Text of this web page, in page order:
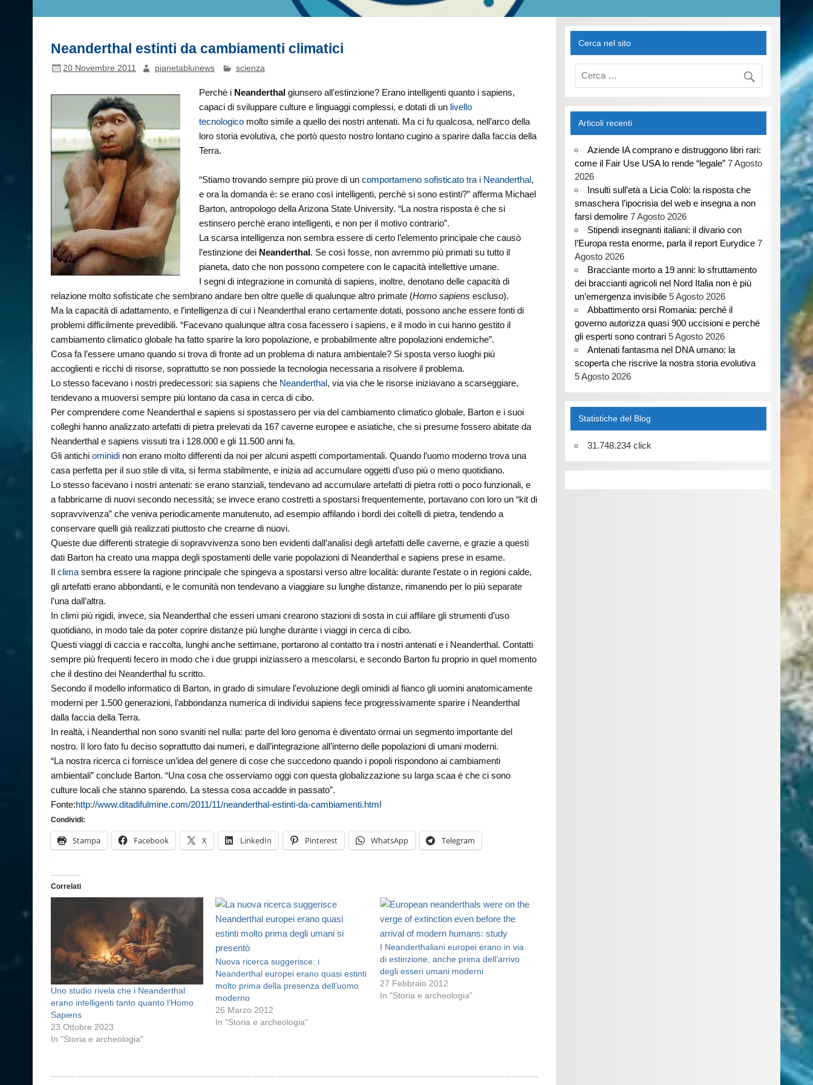
Neanderthal estinti da cambiamenti climatici
20 Novembre 2011 pianetablunews scienza
Perchè i Neanderthalgiunsero all’estinzione? Erano intelligenti quanto i sapiens,
capaci di sviluppare culture e linguaggi complessi, e dotati di un livello
tecnologicomolto simile a quello dei nostri antenati. Ma ci fu qualcosa, nell’arco della
loro storia evolutiva, che portò questo nostro lontano cugino a sparire dalla faccia della
Terra.
“Stiamo trovando sempre più prove di un comportameno sofisticato tra i Neanderthal,
e ora la domanda è: se erano così intelligenti, perchè si sono estinti?” afferma Michael
Barton, antropologo della Arizona State University. “La nostra risposta è che si
estinsero perchè erano intelligenti, e non per il motivo contrario”.
La scarsa intelligenza non sembra essere di certo l’elemento principale che causò
l’estinzione dei Neanderthal. Se così fosse, non avremmo più primati su tutto il
pianeta, dato che non possono competere con le capacità intellettive umane.
I segni di integrazione in comunità di sapiens, inoltre, denotano delle capacità di
relazione molto sofisticate che sembrano andare ben oltre quelle di qualunque altro primate (Homo sapiens escluso).
Ma la capacità di adattamento, e l’intelligenza di cui i Neanderthal erano certamente dotati, possono anche essere fonti di
problemi difficilmente prevedibili. “Facevano qualunque altra cosa facessero i sapiens, e il modo in cui hanno gestito il
cambiamento climatico globale ha fatto sparire la loro popolazione, e probabilmente altre popolazioni endemiche”.
Cosa fa l’essere umano quando si trova di fronte ad un problema di natura ambientale? Si sposta verso luoghi più
accoglienti e ricchi di risorse, soprattutto se non possiede la tecnologia necessaria a risolvere il problema.
Lo stesso facevano i nostri predecessori: sia sapiens che Neanderthal, via via che le risorse iniziavano a scarseggiare,
tendevano a muoversi sempre più lontano da casa in cerca di cibo.
Per comprendere come Neanderthal e sapiens si spostassero per via del cambiamento climatico globale, Barton e i suoi
colleghi hanno analizzato artefatti di pietra prelevati da 167 caverne europee e asiatiche, che si presume fossero abitate da
Neanderthal e sapiens vissuti tra i 128.000 e gli 11.500 anni fa.
Gli antichiominidi non erano molto differenti da noi per alcuni aspetti comportamentali. Quando l’uomo moderno trova una
casa perfetta per il suo stile di vita, si ferma stabilmente, e inizia ad accumulare oggetti d’uso più o meno quotidiano.
Lo stesso facevano i nostri antenati: se erano stanziali, tendevano ad accumulare artefatti di pietra rotti o poco funzionali, e
a fabbricarne di nuovi secondo necessità; se invece erano costretti a spostarsi frequentemente, portavano con loro un “kit di
sopravvivenza” che veniva periodicamente manutenuto, ad esempio affilando i bordi dei coltelli di pietra, tendendo a
conservare quelli già realizzati piuttosto che crearne di nuovi.
Queste due differenti strategie di sopravvivenza sono ben evidenti dall’analisi degli artefatti delle caverne, e grazie a questi
dati Barton ha creato una mappa degli spostamenti delle varie popolazioni di Neanderthal e sapiens prese in esame.
Ilclima sembra essere la ragione principale che spingeva a spostarsi verso altre località: durante l’estate o in regioni calde,
gli artefatti erano abbondanti, e le comunità non tendevano a viaggiare su lunghe distanze, rimanendo per lo più separate
l’una dall’altra.
In climi più rigidi, invece, sia Neanderthal che esseri umani crearono stazioni di sosta in cui affilare gli strumenti d’uso
quotidiano, in modo tale da poter coprire distanze più lunghe durante i viaggi in cerca di cibo.
Questi viaggi di caccia e raccolta, lunghi anche settimane, portarono al contatto tra i nostri antenati e i Neanderthal. Contatti
sempre più frequenti fecero in modo che i due gruppi iniziassero a mescolarsi, e secondo Barton fu proprio in quel momento
che il destino dei Neanderthal fu scritto.
Secondo il modello informatico di Barton, in grado di simulare l’evoluzione degli ominidi al fianco gli uomini anatomicamente
moderni per 1.500 generazioni, l’abbondanza numerica di individui sapiens fece progressivamente sparire i Neanderthal
dalla faccia della Terra.
In realtà, i Neanderthal non sono svaniti nel nulla: parte del loro genoma è diventato ormai un segmento importante del
nostro. Il loro fato fu deciso soprattutto dai numeri, e dall’integrazione all’interno delle popolazioni di umani moderni.
“La nostra ricerca ci fornisce un’idea del genere di cose che succedono quando i popoli rispondono ai cambiamenti
ambientali” conclude Barton. “Una cosa che osserviamo oggi con questa globalizzazione su larga scaa è che ci sono
culture locali che stanno sparendo. La stessa cosa accadde in passato”.
Fonte:http://www.ditadifulmine.com/2011/11/neanderthal-estinti-da-cambiamenti.html
Condividi:
Stampa Facebook X LinkedIn Pinterest WhatsApp Telegram
Correlati
Uno studio rivela che i Neanderthal
erano intelligenti tanto quanto l’Homo
Sapiens
23 Ottobre 2023
In "Storia e archeologia"
Nuova ricerca suggerisce: i
Neanderthal europei erano quasi estinti
molto prima della presenza dell’uomo
moderno
26 Marzo 2012
In "Storia e archeologia"
I Neanderthaliani europei erano in via
di estinzione, anche prima dell’arrivo
degli esseri umani moderni
27 Febbraio 2012
In "Storia e archeologia"
Cerca nel sito
Articoli recenti
Aziende IA comprano e distruggono libri rari:
come il Fair Use USA lo rende “legale” 7 Agosto
2026
Insulti sull’età a Licia Colò: la risposta che
smaschera l’ipocrisia del web e insegna a non
farsi demolire 7 Agosto 2026
Stipendi insegnanti italiani: il divario con
l’Europa resta enorme, parla il report Eurydice 7
Agosto 2026
Bracciante morto a 19 anni: lo sfruttamento
dei braccianti agricoli nel Nord Italia non è più
un’emergenza invisibile 5 Agosto 2026
Abbattimento orsi Romania: perché il
governo autorizza quasi 900 uccisioni e perché
gli esperti sono contrari 5 Agosto 2026
Antenati fantasma nel DNA umano: la
scoperta che riscrive la nostra storia evolutiva
5 Agosto 2026
Statistiche del Blog
31.748.234 click